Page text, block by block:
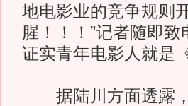
地电影业的竞争规则
腥！！！”记者随即
证实青年电影人就是
据陆川方面透露，